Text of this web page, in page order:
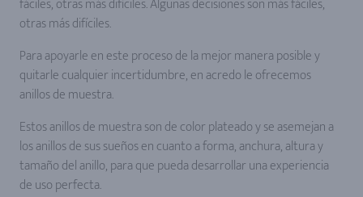
fáciles, otras más difíciles. Algunas decisiones son más fáciles,
otras más difíciles.
Para apoyarle en este proceso de la mejor manera posible y
quitarle cualquier incertidumbre, en acredo le ofrecemos
anillos de muestra.
Estos anillos de muestra son de color plateado y se asemejan a
los anillos de sus sueños en cuanto a forma, anchura, altura y
tamaño del anillo, para que pueda desarrollar una experiencia
de uso perfecta.